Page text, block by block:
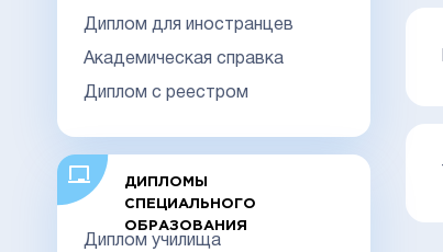
Диплом для иностранцев
Академическая справка
Диплом с реестром
ДИПЛОМЫ
СПЕЦИАЛЬНОГО
ОБРАЗОВАНИЯ
Диплом училища